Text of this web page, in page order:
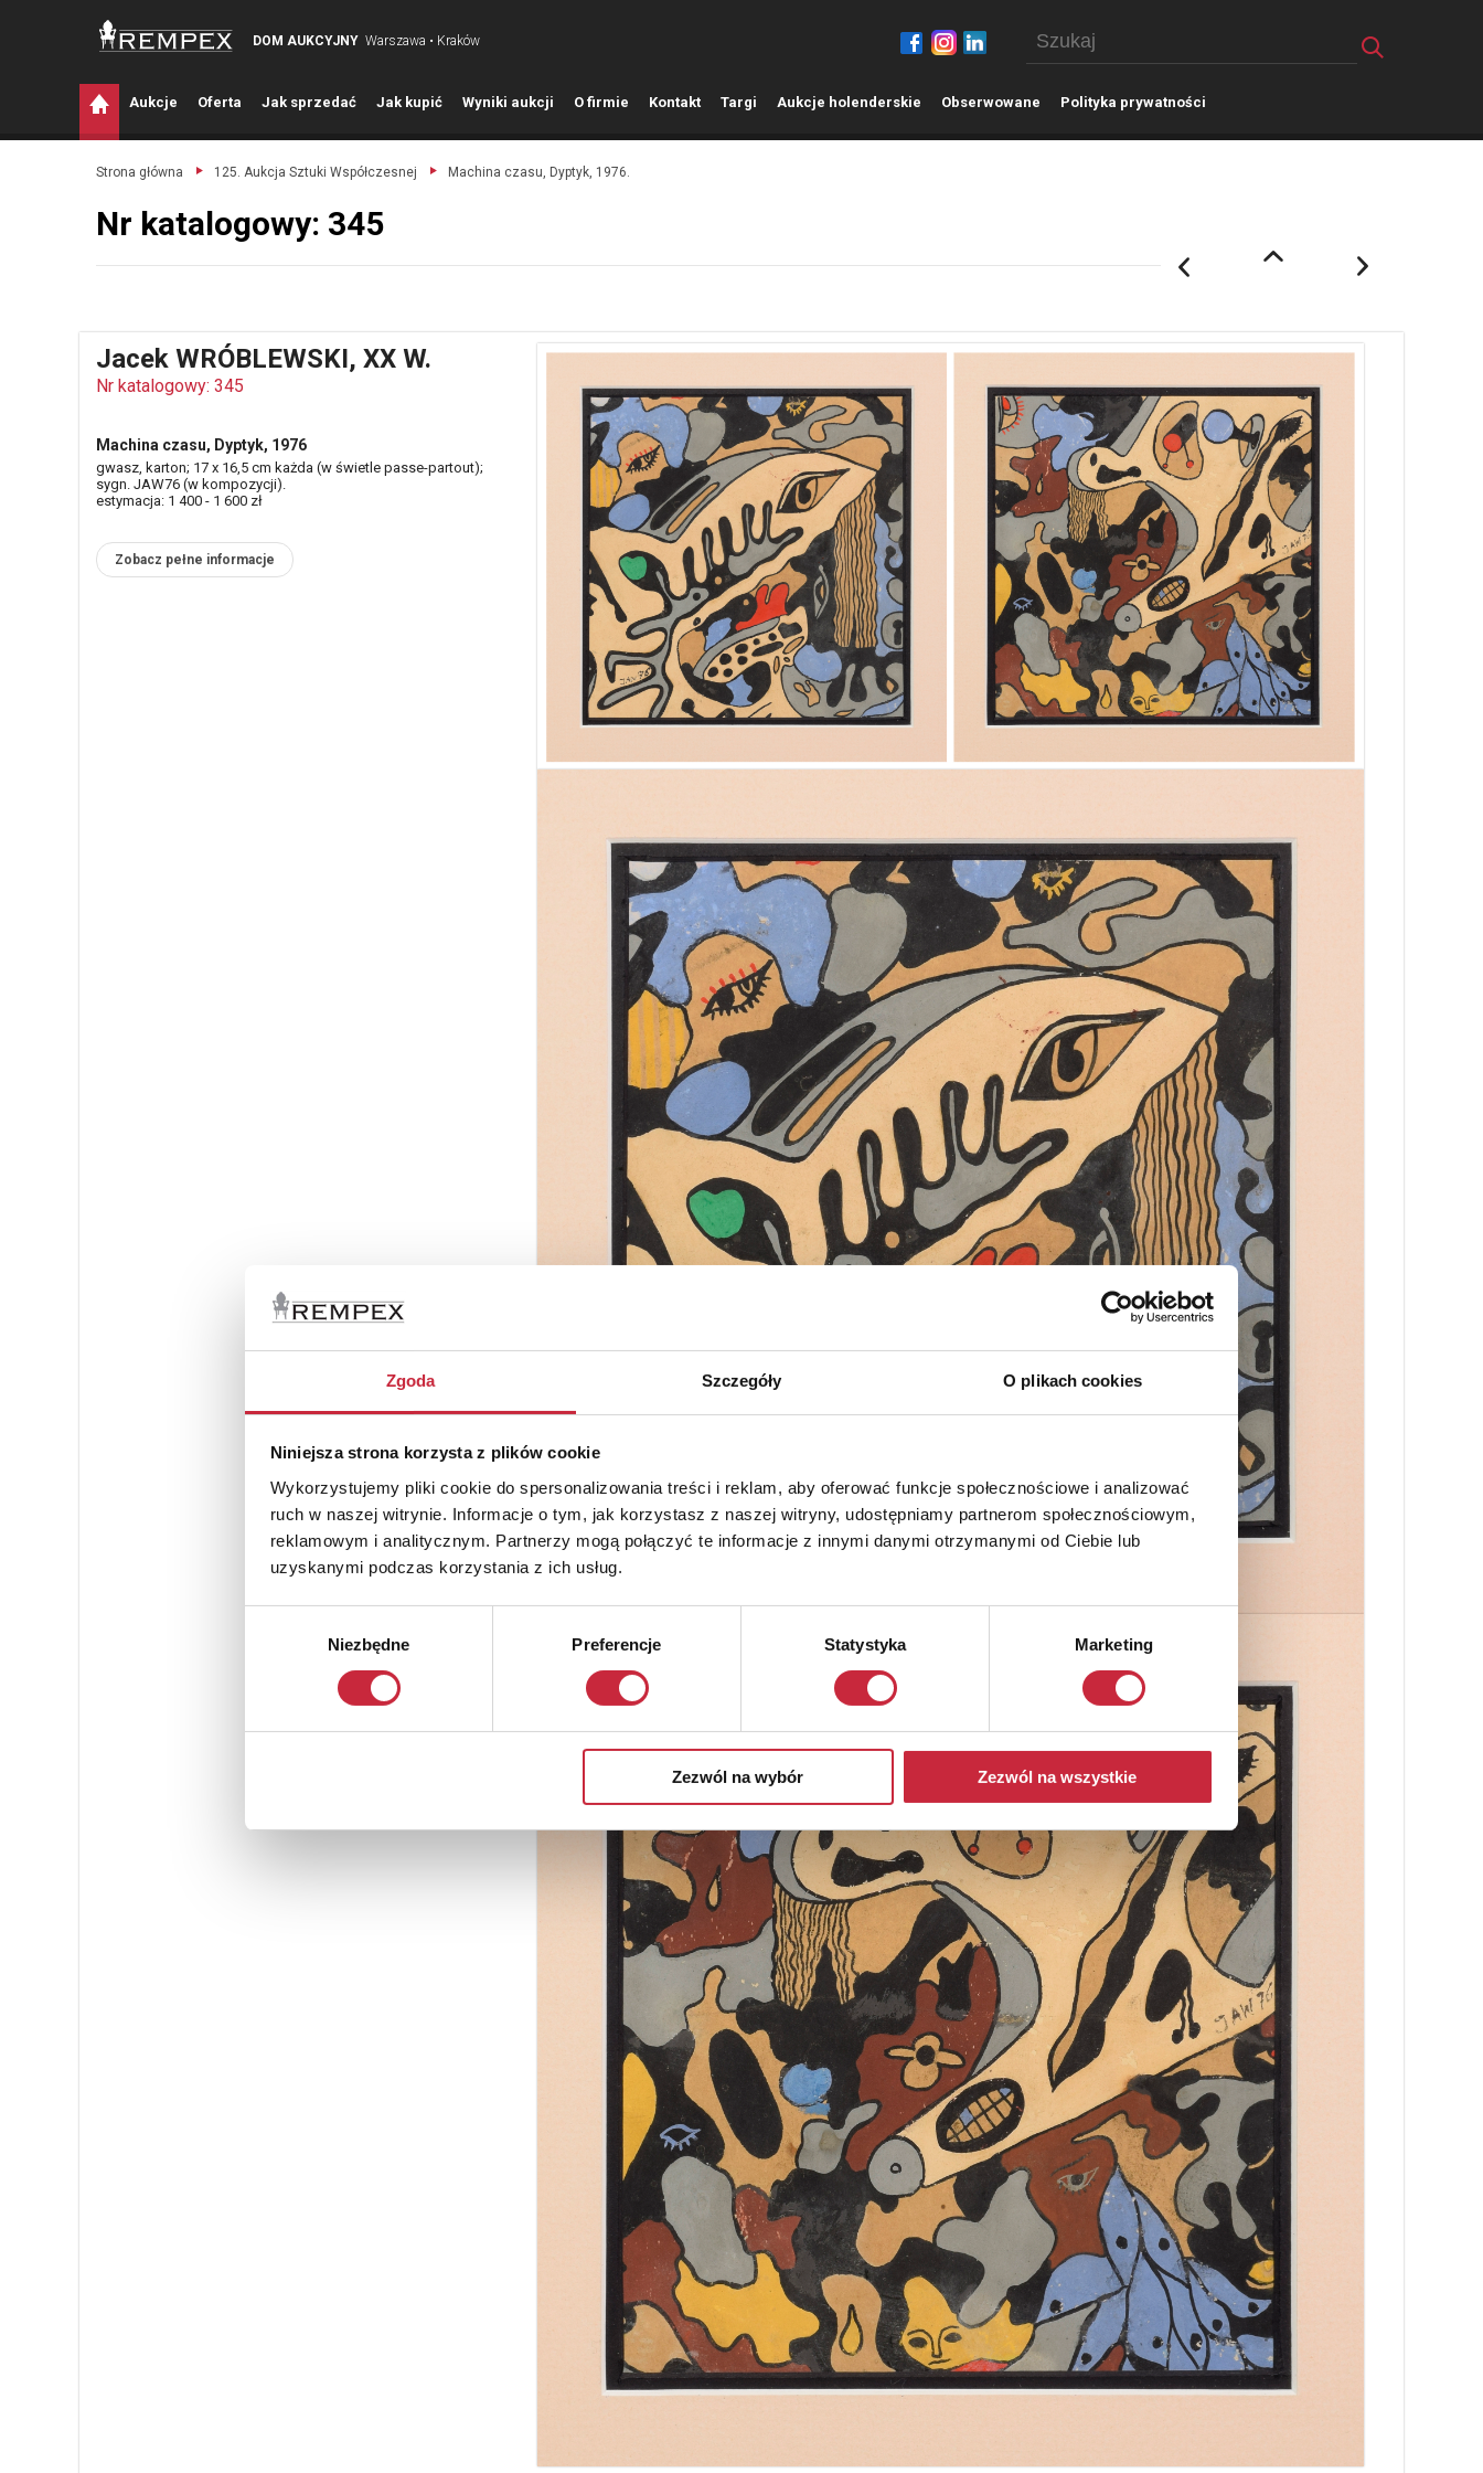
Zgoda Szczegóły O plikach cookies
Niniejsza strona korzysta z plików cookie
Wykorzystujemy pliki cookie do spersonalizowania treści i reklam, aby oferować funkcje społecznościowe i analizować
ruch w naszej witrynie. Informacje o tym, jak korzystasz z naszej witryny, udostępniamy partnerom społecznościowym,
reklamowym i analitycznym. Partnerzy mogą połączyć te informacje z innymi danymi otrzymanymi od Ciebie lub
uzyskanymi podczas korzystania z ich usług.
Niezbędne Preferencje Statystyka Marketing
Zezwól na wybór Zezwól na wszystkie
DOM AUKCYJNY Warszawa • Kraków
Aukcje Oferta Jak sprzedać Jak kupić Wyniki aukcji O firmie Kontakt Targi Aukcje holenderskie Obserwowane Polityka prywatności
Strona główna 125. Aukcja Sztuki Współczesnej Machina czasu, Dyptyk, 1976.
Nr katalogowy: 345
Jacek WRÓBLEWSKI, XX W.
Nr katalogowy: 345
Machina czasu, Dyptyk, 1976
gwasz, karton; 17 x 16,5 cm każda (w świetle passe-partout);
sygn. JAW76 (w kompozycji).
estymacja: 1 400 - 1 600 zł
Zobacz pełne informacje